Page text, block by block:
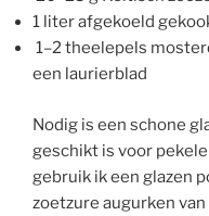
1 liter afgekoeld
1–2 theelepels
een laurierblad
Nodig is een schone
geschikt is voor
gebruik ik een glazen
zoetzure augurken